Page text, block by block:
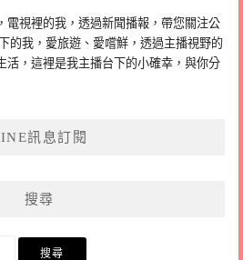
電視裡的我，透過新聞播報，帶您關注公
的我，愛旅遊、愛嚐鮮，透過主播視野的
活，這裡是我主播台下的小確幸，與你分
訊息訂閱
搜尋